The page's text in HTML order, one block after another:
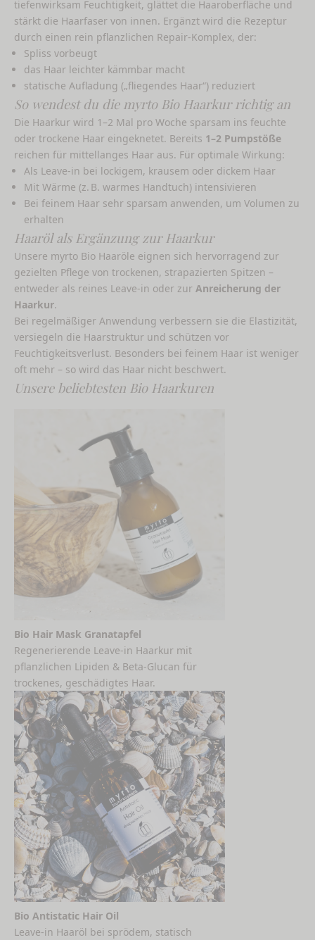
tiefenwirksam Feuchtigkeit, glättet die Haaroberfläche und
stärkt die Haarfaser von innen. Ergänzt wird die Rezeptur
durch einen rein pflanzlichen Repair-Komplex, der:
Spliss vorbeugt
das Haar leichter kämmbar macht
statische Aufladung („fliegendes Haar“) reduziert
So wendest du die myrto Bio Haarkur richtig an
Die Haarkur wird 1–2 Mal pro Woche sparsam ins feuchte
oder trockene Haar eingeknetet. Bereits 1–2 Pumpstöße
reichen für mittellanges Haar aus. Für optimale Wirkung:
Als Leave-in bei lockigem, krausem oder dickem Haar
Mit Wärme (z. B. warmes Handtuch) intensivieren
Bei feinem Haar sehr sparsam anwenden, um Volumen zu
erhalten
Haaröl als Ergänzung zur Haarkur
Unsere myrto Bio Haaröle eignen sich hervorragend zur
gezielten Pflege von trockenen, strapazierten Spitzen –
entweder als reines Leave-in oder zur Anreicherung der
Haarkur.
Bei regelmäßiger Anwendung verbessern sie die Elastizität,
versiegeln die Haarstruktur und schützen vor
Feuchtigkeitsverlust. Besonders bei feinem Haar ist weniger
oft mehr – so wird das Haar nicht beschwert.
Unsere beliebtesten Bio Haarkuren
Bio Hair Mask Granatapfel
Regenerierende Leave-in Haarkur mit
pflanzlichen Lipiden & Beta-Glucan für
trockenes, geschädigtes Haar.
Bio Antistatic Hair Oil
Leave-in Haaröl bei sprödem, statisch